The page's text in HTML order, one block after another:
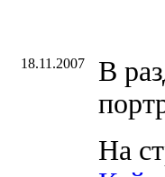
18.11.2007 В
На